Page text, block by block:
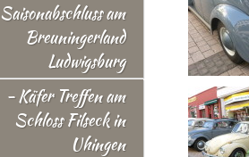
am
Breuningerland
Ludwigsburg
- Käfer Treffen am
Schloss Filseck in
Uhingen